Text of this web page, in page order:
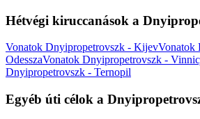
Hétvégi kiruccanások a
Vonatok Dnyipropetrovszk - KijevVonatok
OdesszaVonatok Dnyipropetrovszk -
Dnyipropetrovszk - Ternopil
Egyéb úti célok a